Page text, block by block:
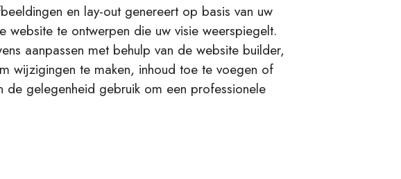
en lay-out genereert op basis van uw
te ontwerpen die uw visie weerspiegelt.
aanpassen met behulp van de website builder,
wijzigingen te maken, inhoud toe te voegen of
de gelegenheid gebruik om een professionele